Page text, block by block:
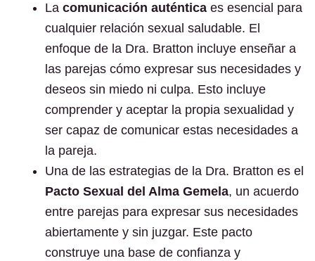
La comunicación auténtica es esencial para
cualquier relación sexual saludable. El
enfoque de la Dra. Bratton incluye enseñar a
las parejas cómo expresar sus necesidades y
deseos sin miedo ni culpa. Esto incluye
comprender y aceptar la propia sexualidad y
ser capaz de comunicar estas necesidades a
la pareja.
Una de las estrategias de la Dra. Bratton es el
Pacto Sexual del Alma Gemela, un acuerdo
entre parejas para expresar sus necesidades
abiertamente y sin juzgar. Este pacto
construye una base de confianza y